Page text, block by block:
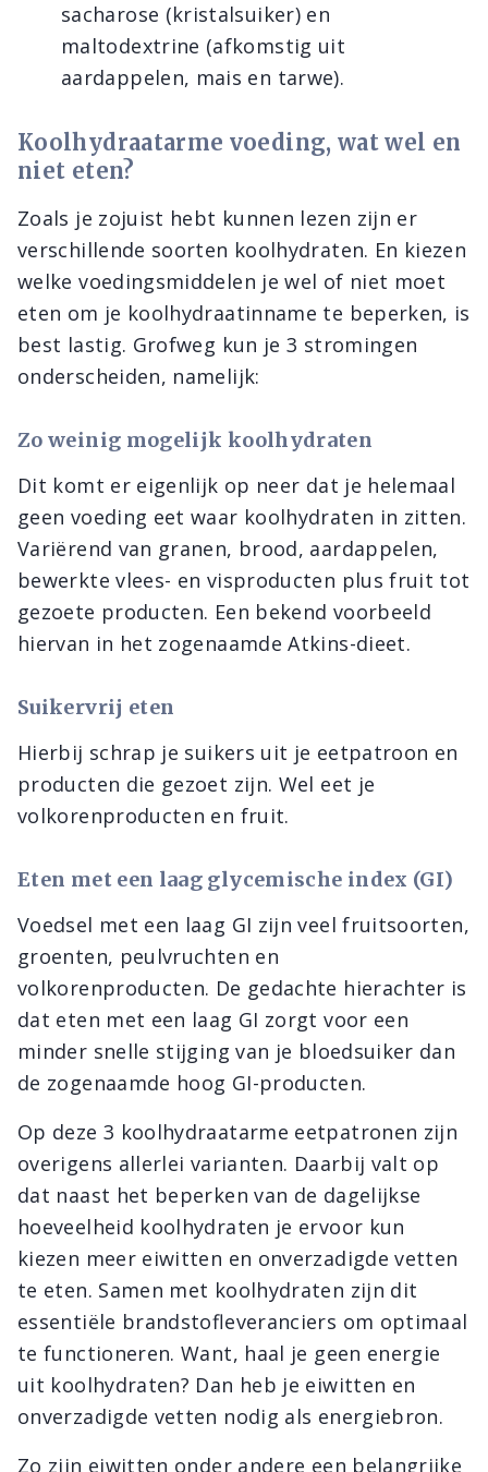
sacharose (kristalsuiker) en
maltodextrine (afkomstig uit
aardappelen, mais en tarwe).
Koolhydraatarme voeding, wat wel en
niet eten?
Zoals je zojuist hebt kunnen lezen zijn er
verschillende soorten koolhydraten. En kiezen
welke voedingsmiddelen je wel of niet moet
eten om je koolhydraatinname te beperken, is
best lastig. Grofweg kun je 3 stromingen
onderscheiden, namelijk:
Zo weinig mogelijk koolhydraten
Dit komt er eigenlijk op neer dat je helemaal
geen voeding eet waar koolhydraten in zitten.
Variërend van granen, brood, aardappelen,
bewerkte vlees- en visproducten plus fruit tot
gezoete producten. Een bekend voorbeeld
hiervan in het zogenaamde Atkins-dieet.
Suikervrij eten
Hierbij schrap je suikers uit je eetpatroon en
producten die gezoet zijn. Wel eet je
volkorenproducten en fruit.
Eten met een laag glycemische index (GI)
Voedsel met een laag GI zijn veel fruitsoorten,
groenten, peulvruchten en
volkorenproducten. De gedachte hierachter is
dat eten met een laag GI zorgt voor een
minder snelle stijging van je bloedsuiker dan
de zogenaamde hoog GI-producten.
Op deze 3 koolhydraatarme eetpatronen zijn
overigens allerlei varianten. Daarbij valt op
dat naast het beperken van de dagelijkse
hoeveelheid koolhydraten je ervoor kun
kiezen meer eiwitten en onverzadigde vetten
te eten. Samen met koolhydraten zijn dit
essentiële brandstofleveranciers om optimaal
te functioneren. Want, haal je geen energie
uit koolhydraten? Dan heb je eiwitten en
onverzadigde vetten nodig als energiebron.
Zo zijn eiwitten onder andere een belangrijke